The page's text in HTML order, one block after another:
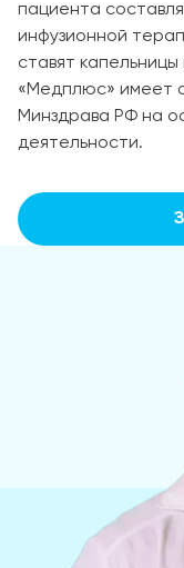
пациента
инфузионной
ставят
«Медплюс» имеет
Минздрава РФ на
деятельности.